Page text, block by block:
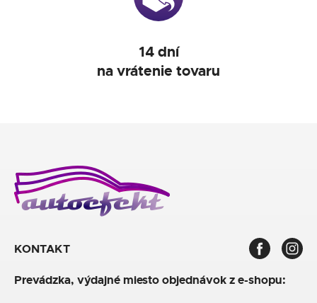
14 dní
na vrátenie tovaru
KONTAKT
Prevádzka, výdajné miesto objednávok z e-shopu: